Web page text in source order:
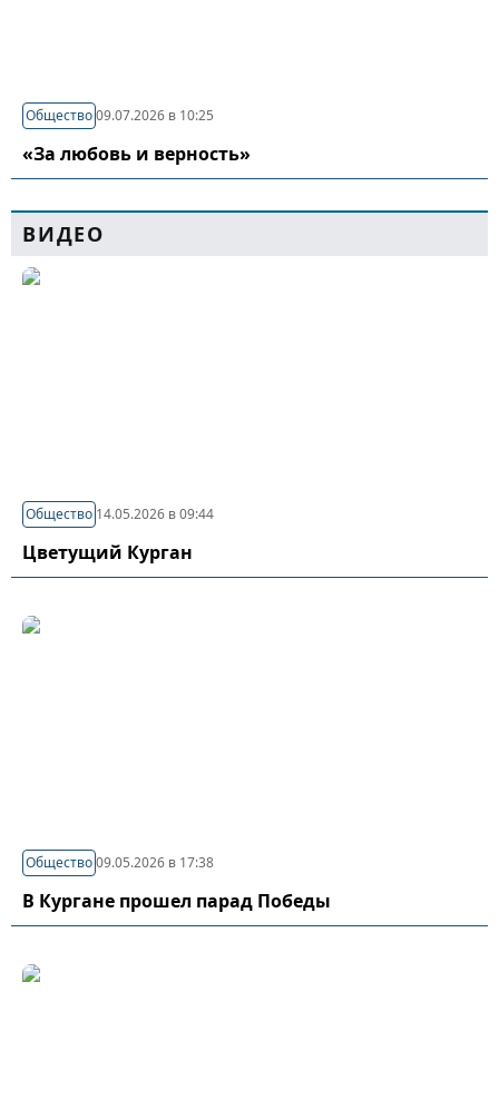
Общество09.07.2026 в 10:25
«За любовь и верность»
ВИДЕО
Общество 14.05.2026 в 09:44
Цветущий Курган
Общество09.05.2026 в 17:38
В Кургане прошел парад Победы